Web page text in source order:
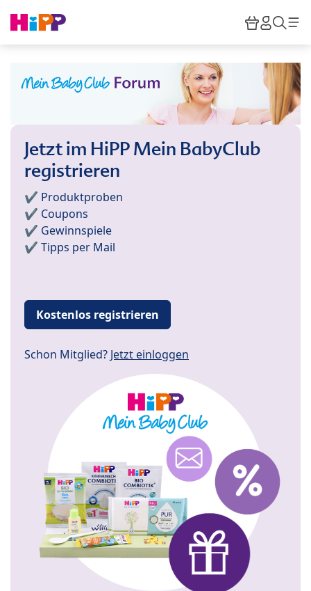
HiPP
Jetzt im HiPP Mein BabyClub
registrieren
✔️ Produktproben
✔️ Coupons
✔️ Gewinnspiele
✔️ Tipps per Mail
Kostenlos registrieren
Schon Mitglied? Jetzt einloggen